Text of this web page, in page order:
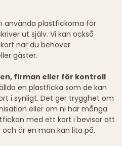
använda plastfickorna för
ut själv. Vi kan också
när du behöver
gäster.
firman eller för kontroll
en plastficka som de kan
i synligt. Det ger trygghet om
eller om ni har många
med ett kort i bevisar att
är en man kan lita på.